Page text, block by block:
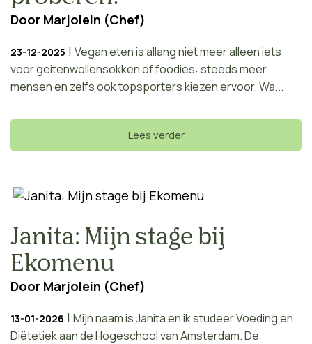
Door Marjolein (Chef)
23-12-2025 | Vegan eten is allang niet meer alleen iets
voor geitenwollensokken of foodies: steeds meer
mensen en zelfs ook topsporters kiezen ervoor. Wa...
Lees verder
Janita: Mijn stage bij
Ekomenu
Door Marjolein (Chef)
13-01-2026 | Mijn naam is Janita en ik studeer Voeding en
Diëtetiek aan de Hogeschool van Amsterdam. De